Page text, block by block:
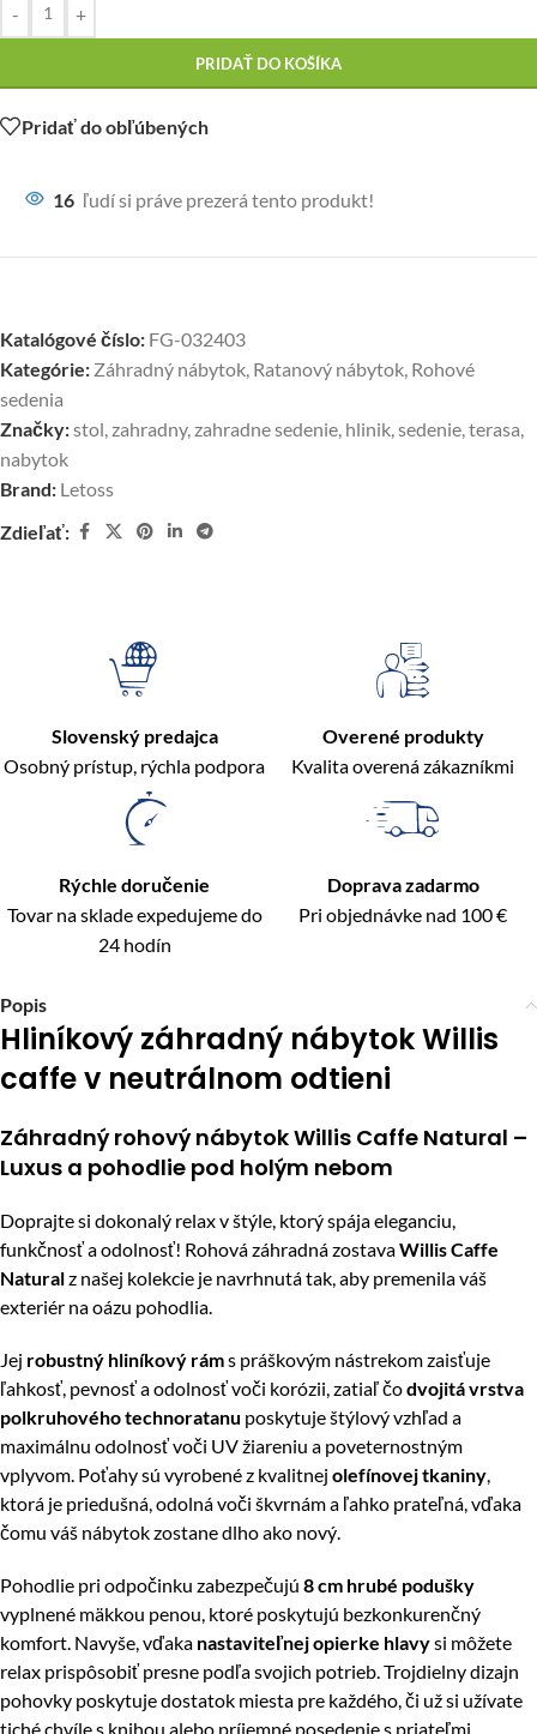
- +
PRIDAŤ DO KOŠÍKA
Pridať do obľúbených
16 ľudí si práve prezerá tento produkt!
Katalógové číslo: FG-032403
Kategórie: Záhradný nábytok, Ratanový nábytok, Rohové
sedenia
Značky:stol,zahradny,zahradne sedenie, hlinik,sedenie,terasa,
nabytok
Brand: Letoss
Zdieľať:
Slovenský predajca
Osobný prístup, rýchla podpora
Overené produkty
Kvalita overená zákazníkmi
Rýchle doručenie
Tovar na sklade expedujeme do
24 hodín
Doprava zadarmo
Pri objednávke nad 100 €
Popis
Hliníkový záhradný nábytok Willis
caffe v neutrálnom odtieni
Záhradný rohový nábytok Willis Caffe Natural –
Luxus a pohodlie pod holým nebom
Doprajte si dokonalý relax v štýle, ktorý spája eleganciu,
funkčnosť a odolnosť! Rohová záhradná zostavaWillis Caffe
Naturalz našej kolekcie je navrhnutá tak, aby premenila váš
exteriér na oázu pohodlia.
Jej robustný hliníkový ráms práškovým nástrekom zaisťuje
ľahkosť, pevnosť a odolnosť voči korózii, zatiaľ čodvojitá vrstva
polkruhového technoratanu poskytuje štýlový vzhľad a
maximálnu odolnosť voči UV žiareniu a poveternostným
vplyvom. Poťahy sú vyrobené z kvalitnej olefínovej tkaniny,
ktorá je priedušná, odolná voči škvrnám a ľahko prateľná, vďaka
čomu váš nábytok zostane dlho ako nový.
Pohodlie pri odpočinku zabezpečujú 8 cm hrubé podušky
vyplnené mäkkou penou, ktoré poskytujú bezkonkurenčný
komfort. Navyše, vďaka nastaviteľnej opierke hlavysi môžete
relax prispôsobiť presne podľa svojich potrieb. Trojdielny dizajn
pohovky poskytuje dostatok miesta pre každého, či už si užívate
tiché chvíle s knihou alebo príjemné posedenie s priateľmi.